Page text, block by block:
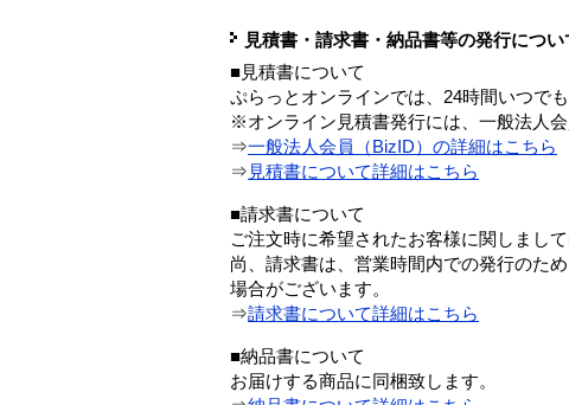
見積書・請求書・納品書等の発行につい
■見積書について
ぷらっとオンラインでは、24時間いつで
※オンライン見積書発行には、一般法人
⇒一般法人会員（BizID）の詳細はこちら
⇒ 見積書について詳細はこちら
■請求書について
ご注文時に希望されたお客様に関しまし
尚、請求書は、営業時間内での発行のた
場合がございます。
⇒請求書について詳細はこちら
■納品書について
お届けする商品に同梱致します。